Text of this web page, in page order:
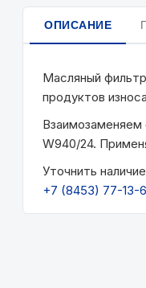
ОПИСАНИЕ
Масляный
продуктов
Взаимозаменяем
W940/24.
Уточнить
+7 (8453) 77-13-